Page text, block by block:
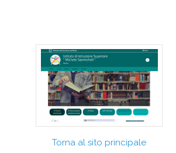
Torna al sito principale